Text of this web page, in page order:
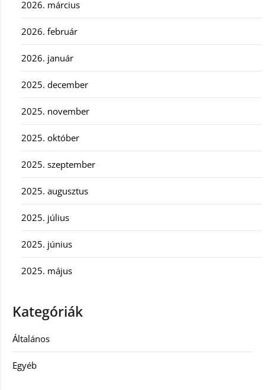
2026. március
2026. február
2026. január
2025. december
2025. november
2025. október
2025. szeptember
2025. augusztus
2025. július
2025. június
2025. május
Kategóriák
Általános
Egyéb